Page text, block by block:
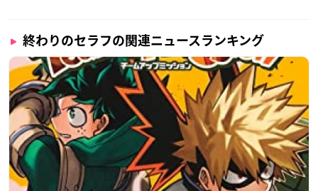
終わりのセラフの関連ニュースランキング